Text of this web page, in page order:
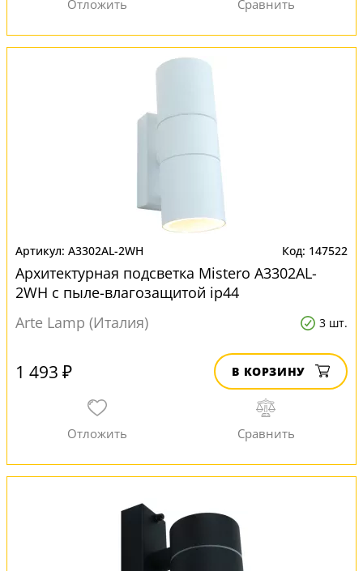
A3302AL-2WH 147522
Архитектурная подсветка Mistero A3302AL-
2WH с пыле-влагозащитой ip44
Arte Lamp (Италия)
3 шт.
1 493 ₽ В КОРЗИНУ